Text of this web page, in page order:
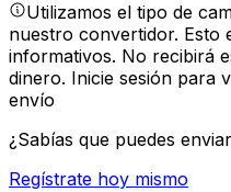
Utilizamos el tipo de
nuestro convertidor. Esto
informativos. No recibirá
dinero. Inicie sesión para
envío
¿Sabías que puedes
Regístrate hoy mismo